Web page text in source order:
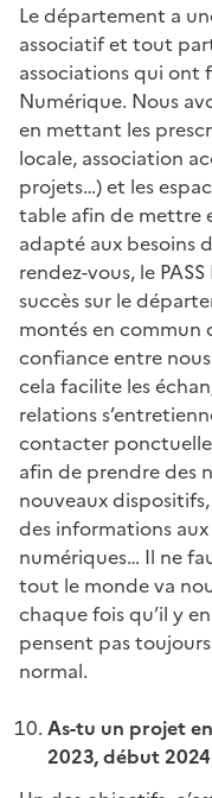
Le département a
associatif et tout
associations qui ont
Numérique. Nous
en mettant les
locale, association
projets…) et les
table afin de mettre
adapté aux besoins
rendez-vous, le
succès sur le
montés en commun
confiance entre
cela facilite les
relations
contacter
afin de prendre des
nouveaux
des informations
numériques… Il ne
tout le monde va
chaque fois qu’il y
pensent pas
normal.
As-tu un projet
2023, début